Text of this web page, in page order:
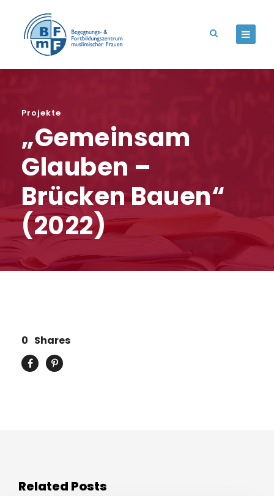
Projekte
„Gemeinsam
Glauben –
Brücken Bauen“
(2022)
0 Shares
Related Posts